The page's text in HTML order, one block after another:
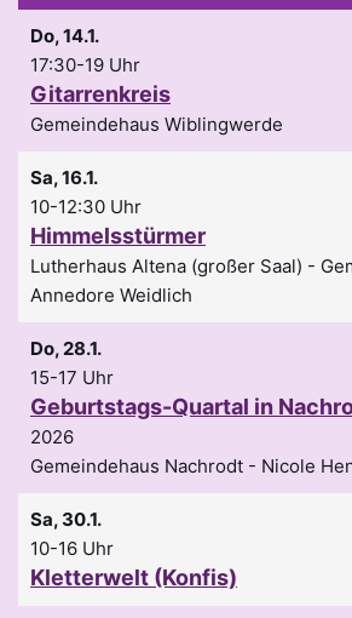
Do, 14.1.
17:30-19 Uhr
Gitarrenkreis
Gemeindehaus Wiblingwerde
Sa, 16.1.
10-12:30 Uhr
Himmelsstürmer
Lutherhaus Altena (großer Saal)
Annedore Weidlich
Do, 28.1.
15-17 Uhr
Geburtstags-Quartal in
2026
Gemeindehaus Nachrodt
Nicole
Sa, 30.1.
10-16 Uhr
Kletterwelt (Konfis)